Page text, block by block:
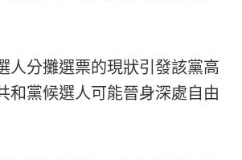
人分攤選票的現狀引發該黨高
和黨候選人可能晉身深處自由